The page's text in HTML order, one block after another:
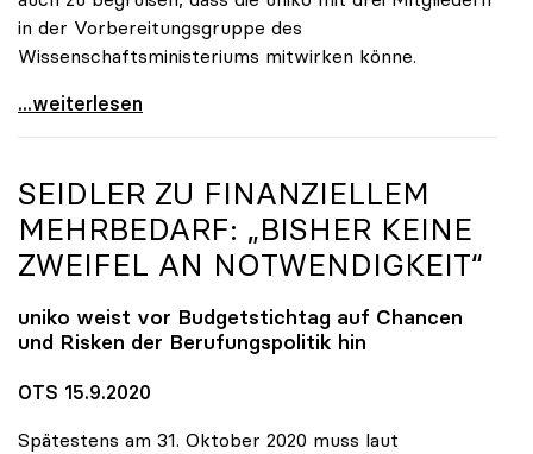
in der Vorbereitungsgruppe des
Wissenschaftsministeriums mitwirken könne.
uniko steht Neugründung der TU Oberösterreich
...weiterlesen
SEIDLER ZU FINANZIELLEM
MEHRBEDARF: „BISHER KEINE
ZWEIFEL AN NOTWENDIGKEIT“
uniko weist vor Budgetstichtag auf Chancen
und Risken der Berufungspolitik hin
OTS 15.9.2020
Spätestens am 31. Oktober 2020 muss laut